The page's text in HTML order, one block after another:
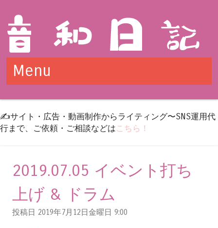
Menu
✍️サイト・広告・動画制作からライティング〜SNS運用代
行まで、ご依頼・ご相談などはこちら！
2019.07.05 イベント打ち
上げ & ドラム
投稿日 2019年7月12日金曜日 9:00